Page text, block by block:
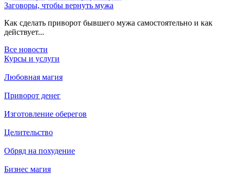
Заговоры, чтобы вернуть мужа
Как сделать приворот бывшего мужа самостоятельно и как
действует...
Все новости
Курсы и услуги
Любовная магия
Приворот денег
Изготовление оберегов
Целительство
Обряд на похудение
Бизнес магия